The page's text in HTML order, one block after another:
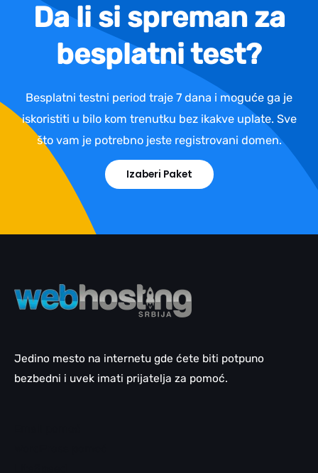
Da li si spreman za
besplatni test?
Besplatni testni period traje 7 dana i moguće ga je
iskoristiti u bilo kom trenutku bez ikakve uplate. Sve
što vam je potrebno jeste registrovani domen.
Izaberi Paket
Jedino mesto na internetu gde ćete biti potpuno
bezbedni i uvek imati prijatelja za pomoć.